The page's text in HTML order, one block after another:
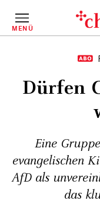
InhaltMENÜ
Dürfen
Eine
evangelischen
AfD als
das